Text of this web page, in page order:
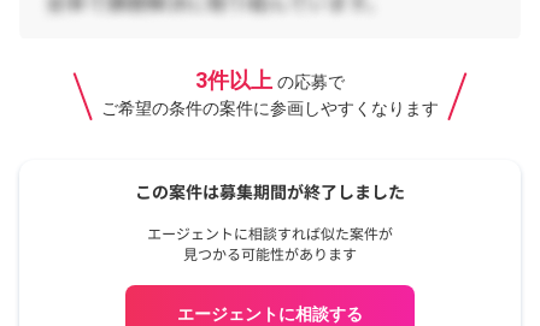
3件以上 の応募で
ご希望の条件の案件に参画しやすくなります
エージェントに相談する